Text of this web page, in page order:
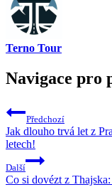
Terno Tour
Navigace pro
Předchozí
Jak dlouho trvá let z
letech!
Další
Co si dovézt z